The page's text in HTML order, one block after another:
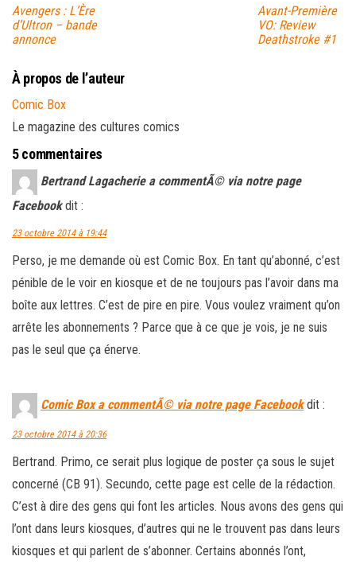
Avengers : L’Ère
d’Ultron – bande
annonce
Avant-Première
VO: Review
Deathstroke #1
À propos de l’auteur
Comic Box
Le magazine des cultures comics
5 commentaires
Bertrand Lagacherie a commentÃ© via notre page
Facebook dit :
23 octobre 2014 à 19:44
Perso, je me demande où est Comic Box. En tant qu’abonné, c’est
pénible de le voir en kiosque et de ne toujours pas l’avoir dans ma
boîte aux lettres. C’est de pire en pire. Vous voulez vraiment qu’on
arrête les abonnements ? Parce que à ce que je vois, je ne suis
pas le seul que ça énerve.
Comic Box a commentÃ© via notre page Facebook dit :
23 octobre 2014 à 20:36
Bertrand. Primo, ce serait plus logique de poster ça sous le sujet
concerné (CB 91). Secundo, cette page est celle de la rédaction.
C’est à dire des gens qui font les articles. Nous avons des gens qui
l’ont dans leurs kiosques, d’autres qui ne le trouvent pas dans leurs
kiosques et qui parlent de s’abonner. Certains abonnés l’ont,